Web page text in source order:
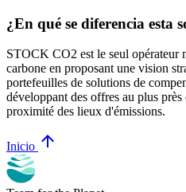
¿En qué se diferencia esta
STOCK CO2 est le seul opérateur
carbone en proposant une vision
portefeuilles de solutions de
développant des offres au plus
proximité des lieux d'émissions.
Inicio arrow_upward